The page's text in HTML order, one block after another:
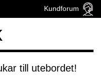
Kundforum
till utebordet!